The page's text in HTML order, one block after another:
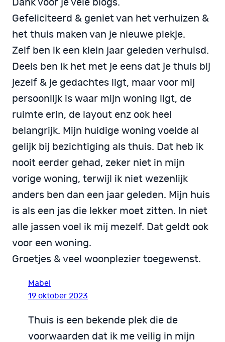
Dank voor je vele blogs.
Gefeliciteerd & geniet van het verhuizen &
het thuis maken van je nieuwe plekje.
Zelf ben ik een klein jaar geleden verhuisd.
Deels ben ik het met je eens dat je thuis bij
jezelf & je gedachtes ligt, maar voor mij
persoonlijk is waar mijn woning ligt, de
ruimte erin, de layout enz ook heel
belangrijk. Mijn huidige woning voelde al
gelijk bij bezichtiging als thuis. Dat heb ik
nooit eerder gehad, zeker niet in mijn
vorige woning, terwijl ik niet wezenlijk
anders ben dan een jaar geleden. Mijn huis
is als een jas die lekker moet zitten. In niet
alle jassen voel ik mij mezelf. Dat geldt ook
voor een woning.
Groetjes & veel woonplezier toegewenst.
Mabel
19 oktober 2023
Thuis is een bekende plek die de
voorwaarden dat ik me veilig in mijn